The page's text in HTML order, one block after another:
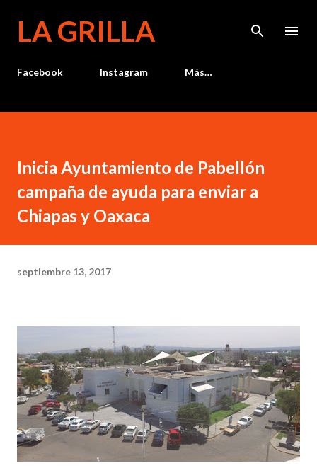
LA GRILLA
Facebook Instagram Más…
Inicia Ayuntamiento de Pabellón
campaña de ayuda para enviar a
Chiapas y Oaxaca
septiembre 13, 2017